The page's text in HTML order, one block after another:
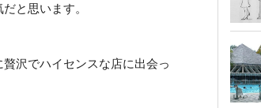
と思います。
沢でハイセンスな店に出会っ